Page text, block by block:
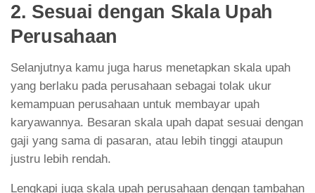
2. Sesuai dengan Skala Upah
Perusahaan
Selanjutnya kamu juga harus menetapkan skala upah
yang berlaku pada perusahaan sebagai tolak ukur
kemampuan perusahaan untuk membayar upah
karyawannya. Besaran skala upah dapat sesuai dengan
gaji yang sama di pasaran, atau lebih tinggi ataupun
justru lebih rendah.
Lengkapi juga skala upah perusahaan dengan tambahan